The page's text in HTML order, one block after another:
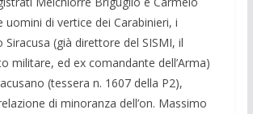
uomini di vertice dei Carabinieri, i
Siracusa (già direttore del SISMI, il
militare, ed ex comandante dell’Arma)
(tessera n. 1607 della P2),
di minoranza dell’on. Massimo